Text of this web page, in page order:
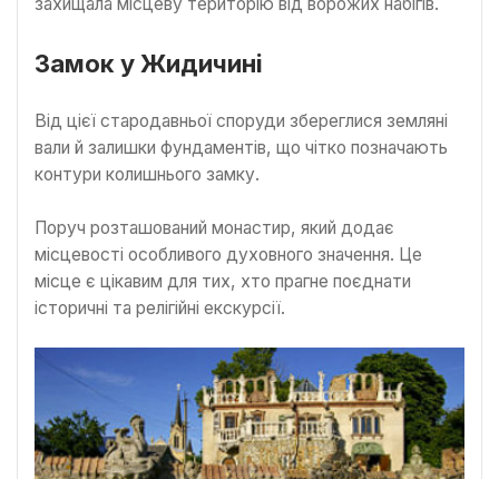
Замок у Жидичині
Від цієї стародавньої споруди збереглися земляні
вали й залишки фундаментів, що чітко позначають
контури колишнього замку.
Поруч розташований монастир, який додає
місцевості особливого духовного значення. Це
місце є цікавим для тих, хто прагне поєднати
історичні та релігійні екскурсії.